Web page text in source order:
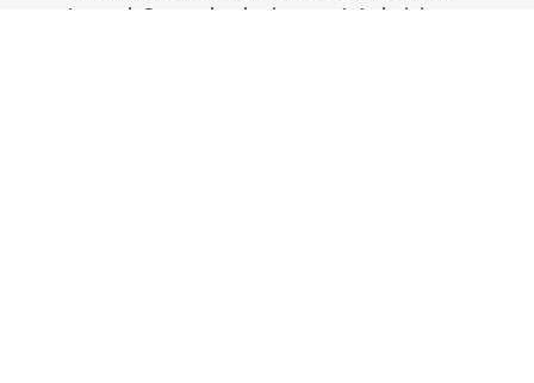
Laravel. Ces technologies ont été choisies